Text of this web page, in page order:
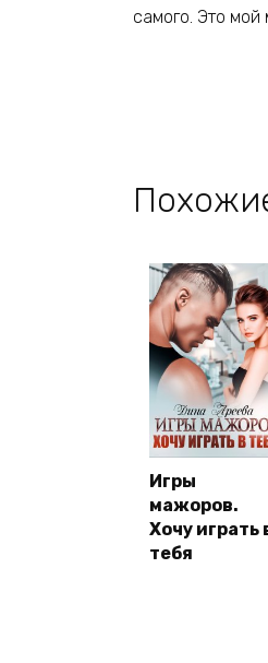
самого. Это мой
Игры
мажоров.
Хочу играть
тебя